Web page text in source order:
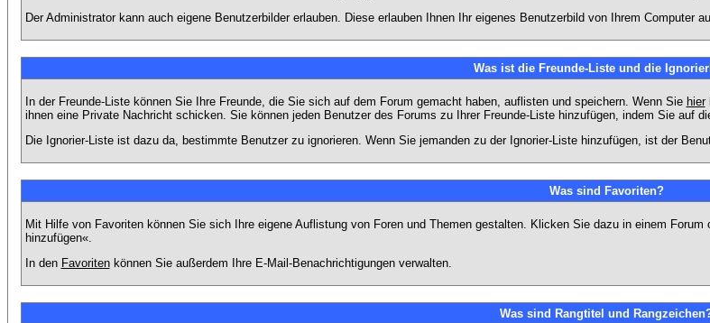
Der Administrator kann auch eigene Benutzerbilder erlauben. Diese erlauben Ihnen Ihr eigenes Benutzerbild von Ihrem Computer
Was ist die Freunde-Liste und die
In der Freunde-Liste können Sie Ihre Freunde, die Sie sich auf dem Forum gemacht haben, auflisten und speichern. Wenn Sie hier
ihnen eine Private Nachricht schicken. Sie können jeden Benutzer des Forums zu Ihrer Freunde-Liste hinzufügen, indem Sie auf
Die Ignorier-Liste ist dazu da, bestimmte Benutzer zu ignorieren. Wenn Sie jemanden zu der Ignorier-Liste hinzufügen, ist der
Was sind Favoriten?
Mit Hilfe von Favoriten können Sie sich Ihre eigene Auflistung von Foren und Themen gestalten. Klicken Sie dazu in einem
hinzufügen«.
In den Favoritenkönnen Sie außerdem Ihre E-Mail-Benachrichtigungen verwalten.
Was sind Rangtitel und